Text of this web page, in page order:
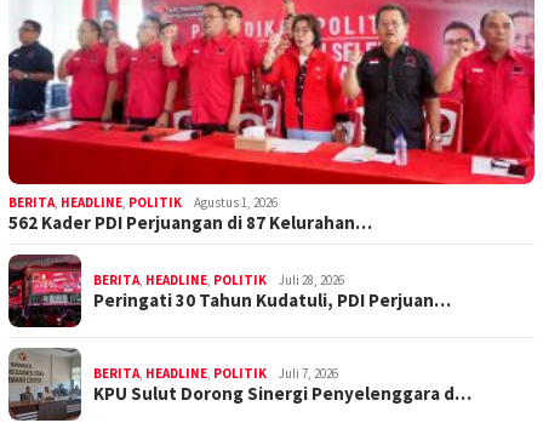
BERITA, HEADLINE, POLITIK Agustus 1, 2026
562 Kader PDI Perjuangan di 87 Kelurahan…
BERITA, HEADLINE, POLITIK Juli 28, 2026
Peringati 30 Tahun Kudatuli, PDI Perjuan…
BERITA, HEADLINE, POLITIK Juli 7, 2026
KPU Sulut Dorong Sinergi Penyelenggara d…